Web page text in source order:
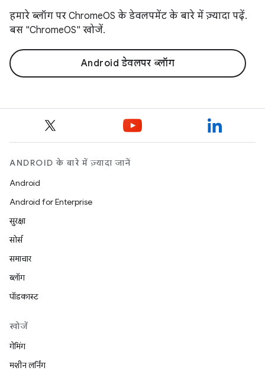
हमारे ब्लॉग पर ChromeOS के डेवलपमेंट के बारे में ज़्यादा पढ़ें.
बस "ChromeOS" खोजें.
Android डेवलपर ब्लॉग
ANDROID के बारे में ज़्यादा जानें
Android
Android for Enterprise
सुरक्षा
सोर्स
समाचार
ब्लॉग
पॉडकास्ट
खोजें
गेमिंग
मशीन लर्निंग